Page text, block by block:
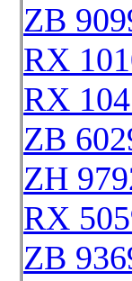
ZB
RX
RX
ZB
ZH
RX
ZB